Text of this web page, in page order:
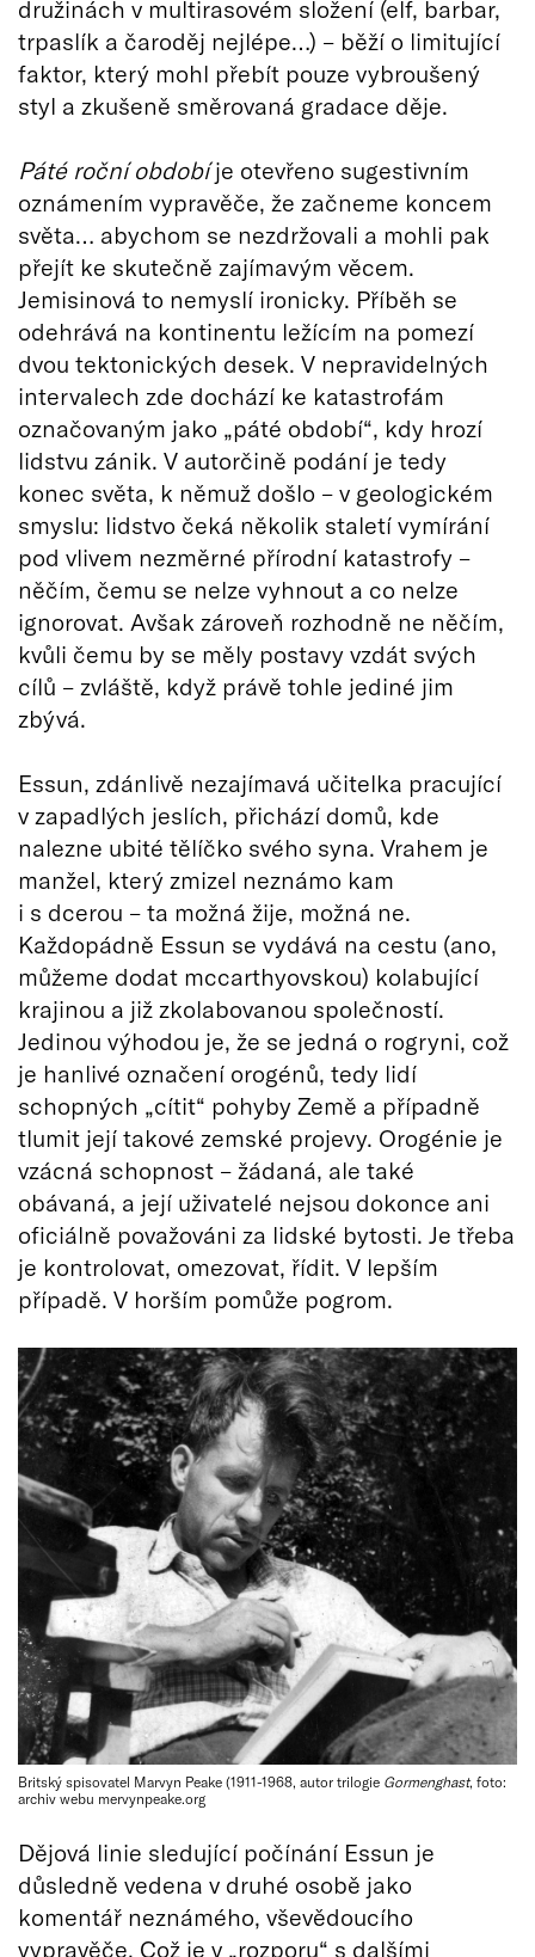
družinách v multirasovém složení (elf, barbar,
trpaslík a čaroděj nejlépe…) – běží o limitující
faktor, který mohl přebít pouze vybroušený
styl a zkušeně směrovaná gradace děje.
Páté roční obdobíje otevřeno sugestivním
oznámením vypravěče, že začneme koncem
světa… abychom se nezdržovali a mohli pak
přejít ke skutečně zajímavým věcem.
Jemisinová to nemyslí ironicky. Příběh se
odehrává na kontinentu ležícím na pomezí
dvou tektonických desek. V nepravidelných
intervalech zde dochází ke katastrofám
označovaným jako „páté období“, kdy hrozí
lidstvu zánik. V autorčině podání je tedy
konec světa, k němuž došlo – v geologickém
smyslu: lidstvo čeká několik staletí vymírání
pod vlivem nezměrné přírodní katastrofy –
něčím, čemu se nelze vyhnout a co nelze
ignorovat. Avšak zároveň rozhodně ne něčím,
kvůli čemu by se měly postavy vzdát svých
cílů – zvláště, když právě tohle jediné jim
zbývá.
Essun, zdánlivě nezajímavá učitelka pracující
v zapadlých jeslích, přichází domů, kde
nalezne ubité tělíčko svého syna. Vrahem je
manžel, který zmizel neznámo kam
i s dcerou – ta možná žije, možná ne.
Každopádně Essun se vydává na cestu (ano,
můžeme dodat mccarthyovskou) kolabující
krajinou a již zkolabovanou společností.
Jedinou výhodou je, že se jedná o rogryni, což
je hanlivé označení orogénů, tedy lidí
schopných „cítit“ pohyby Země a případně
tlumit její takové zemské projevy. Orogénie je
vzácná schopnost – žádaná, ale také
obávaná, a její uživatelé nejsou dokonce ani
oficiálně považováni za lidské bytosti. Je třeba
je kontrolovat, omezovat, řídit. V lepším
případě. V horším pomůže pogrom.
Britský spisovatel Marvyn Peake (1911-1968, autor trilogie Gormenghast, foto:
archiv webu mervynpeake.org
Dějová linie sledující počínání Essun je
důsledně vedena v druhé osobě jako
komentář neznámého, vševědoucího
vypravěče. Což je v „rozporu“ s dalšími